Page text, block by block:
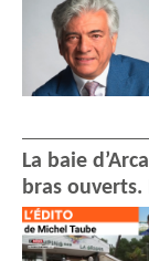
La baie
bras ouverts.